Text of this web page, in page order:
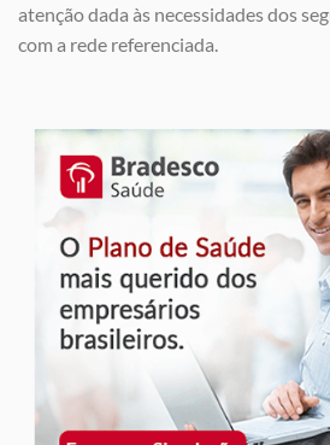
atenção dada às necessidades dos
com a rede referenciada.